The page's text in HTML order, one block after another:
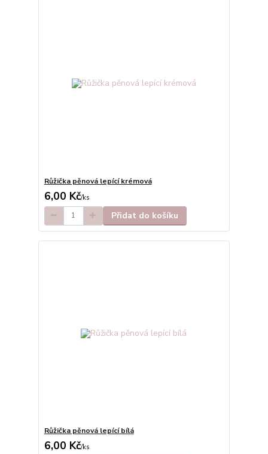
Růžička pěnová lepící krémová
6,00 Kč/ks
Přidat do košíku
Růžička pěnová lepící bílá
6,00 Kč/ks